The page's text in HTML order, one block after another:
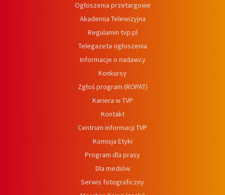
Ogłoszenia przetargowe
Akademia Telewizyjna
Regulamin tvp.pl
Telegazeta ogłoszenia
Informacje o nadawcy
Konkursy
Zgłoś program (ROPAT)
Kariera w TVP
Kontakt
Centrum informacji TVP
Komisja Etyki
Program dla prasy
Dla mediów
Serwis fotograficzny